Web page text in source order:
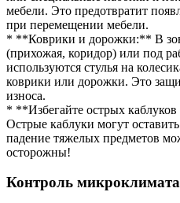
мебели. Это предотвратит
при перемещении мебели.
* **Коврики и дорожки:** В
(прихожая, коридор) или под
используются стулья на
коврики или дорожки. Это
износа.
* **Избегайте острых
Острые каблуки могут
падение тяжелых предметов
осторожны!
Контроль